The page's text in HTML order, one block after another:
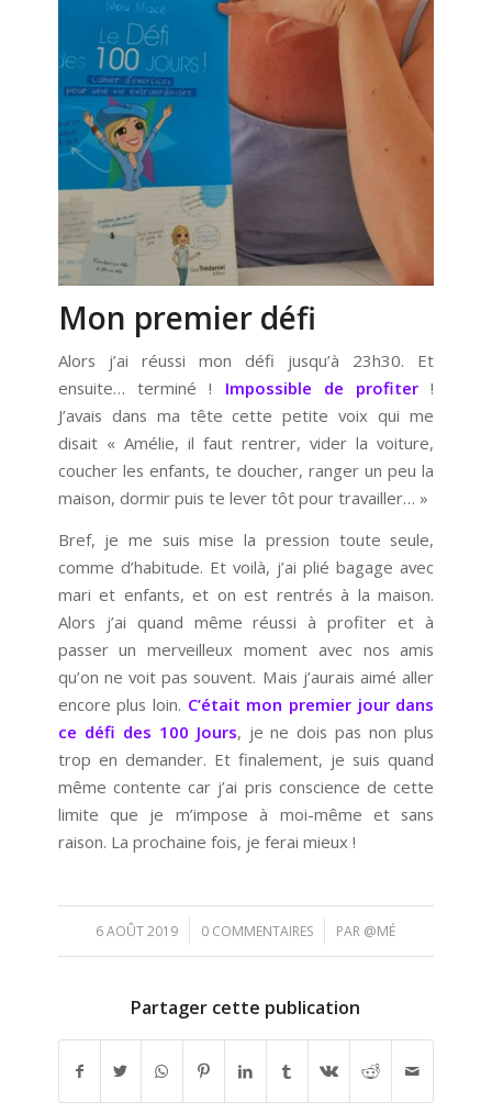
Mon premier défi
Alors j’ai réussi mon défi jusqu’à 23h30. Et
ensuite… terminé ! Impossible de profiter !
J’avais dans ma tête cette petite voix qui me
disait « Amélie, il faut rentrer, vider la voiture,
coucher les enfants, te doucher, ranger un peu la
maison, dormir puis te lever tôt pour travailler… »
Bref, je me suis mise la pression toute seule,
comme d’habitude. Et voilà, j’ai plié bagage avec
mari et enfants, et on est rentrés à la maison.
Alors j’ai quand même réussi à profiter et à
passer un merveilleux moment avec nos amis
qu’on ne voit pas souvent. Mais j’aurais aimé aller
encore plus loin. C’était mon premier jour dans
ce défi des 100 Jours, je ne dois pas non plus
trop en demander. Et finalement, je suis quand
même contente car j’ai pris conscience de cette
limite que je m’impose à moi-même et sans
raison. La prochaine fois, je ferai mieux !
6 AOÛT 2019
/ 0 COMMENTAIRES
/ PAR @MÉ
Partager cette publication